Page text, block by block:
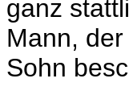
ganz
Mann,
Sohn